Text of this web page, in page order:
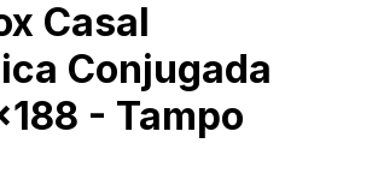
Casal
Conjugada
- Tampo